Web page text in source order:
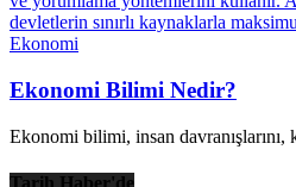
Ekonomi
Ekonomi Bilimi Nedir?
Ekonomi bilimi, insan davranışlarını,
Tarih Haber'de